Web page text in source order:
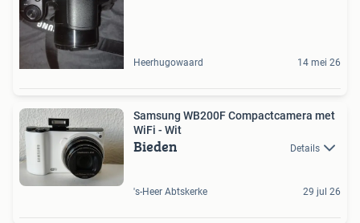
Heerhugowaard 14 mei 26
Samsung WB200F Compactcamera met
WiFi - Wit
Bieden Details
's-Heer Abtskerke 29 jul 26